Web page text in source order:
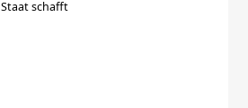
Staat schafft